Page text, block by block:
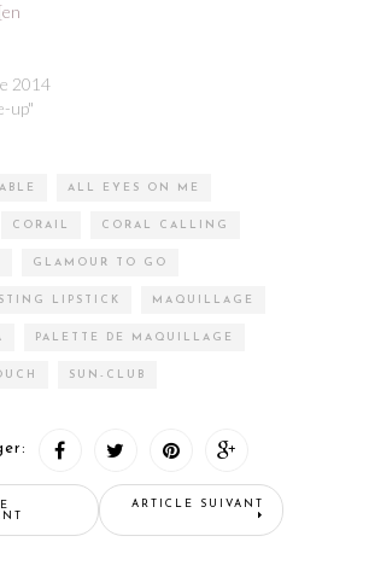
2014
up"
ALL EYES ON ME
CORAIL CORAL CALLING
GLAMOUR TO GO
LIPSTICK MAQUILLAGE
PALETTE DE MAQUILLAGE
SUN-CLUB
ARTICLE SUIVANT